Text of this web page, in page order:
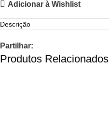
Adicionar à Wishlist
Descrição
Partilhar:
Produtos Relacionados